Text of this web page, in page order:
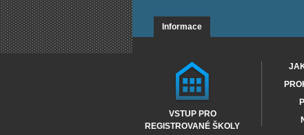
Informace
VSTUP PRO
REGISTROVANÉ ŠKOLY